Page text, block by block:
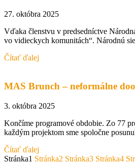
27. októbra 2025
Vďaka členstvu v predsedníctve
vo vidieckych komunitách“. Národnú
Čítať ďalej
MAS Brunch – neformálne
3. októbra 2025
Končíme programové obdobie. Zo 77
každým projektom sme spoločne
Čítať ďalej
Stránka1 Stránka2 Stránka3 Stránka4